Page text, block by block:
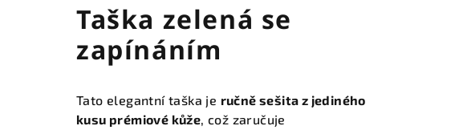
Taška zelená se
zapínáním
Tato elegantní taška je ručně sešita z jediného
kusu prémiové kůže, což zaručuje